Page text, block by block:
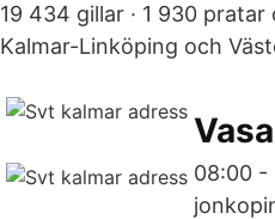
19 434 gillar · 1 930
Kalmar-Linköping och
08:00 -